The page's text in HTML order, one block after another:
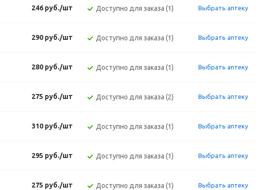
246 руб./шт Доступно для заказа (1) Выбрать аптеку
290 руб./шт Доступно для заказа (1) Выбрать аптеку
280 руб./шт Доступно для заказа (1) Выбрать аптеку
275 руб./шт Доступно для заказа (2) Выбрать аптеку
310 руб./шт Доступно для заказа (1) Выбрать аптеку
295 руб./шт Доступно для заказа (1) Выбрать аптеку
275 руб./шт Доступно для заказа (1) Выбрать аптеку